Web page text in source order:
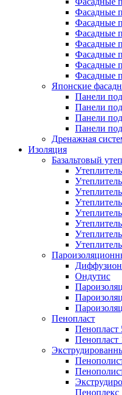
Фасадные
Фасадные
Фасадные
Фасадные
Фасадные
Фасадные
Фасадные
Японские
Панели
Панели
Панели
Панели
Дренажная
Изоляция
Базальтовый
Ондутис
Пенопласт
Пенопласт
Пенопласт
Пеноплекс